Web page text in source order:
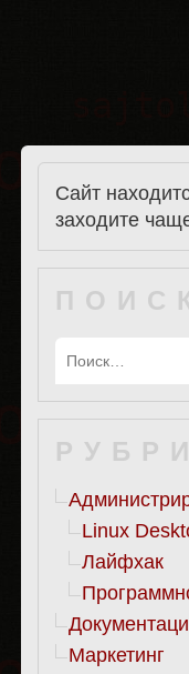
Сайт
заходите
Linux
Лайфхак
Маркетинг